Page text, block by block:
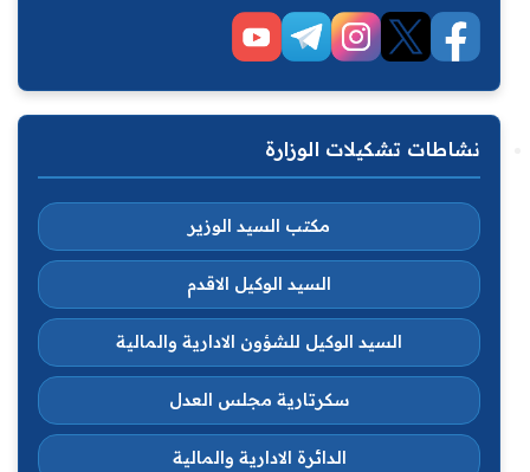
نشاطات تشكيلات الوزارة
مكتب السيد الوزير
السيد الوكيل الاقدم
السيد الوكيل للشؤون الادارية والمالية
سكرتارية مجلس العدل
الدائرة الادارية والمالية